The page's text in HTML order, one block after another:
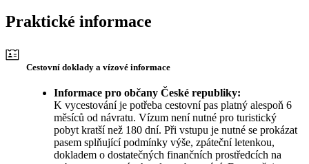
Praktické informace
Cestovní doklady a vízové informace
Informace pro občany České republiky:
K vycestování je potřeba cestovní pas platný alespoň 6
měsíců od návratu. Vízum není nutné pro turistický
pobyt kratší než 180 dní. Při vstupu je nutné se prokázat
pasem splňující podmínky výše, zpáteční letenkou,
dokladem o dostatečných finančních prostředcích na